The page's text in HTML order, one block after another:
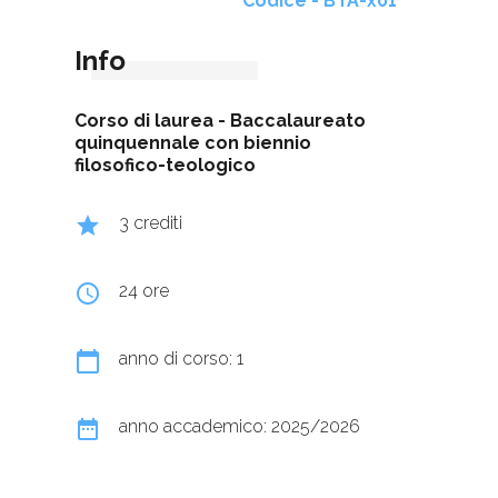
Info
Corso di laurea - Baccalaureato
quinquennale con biennio
filosofico-teologico
grade 3 crediti
query_builder 24 ore
calendar_today anno di corso: 1
date_range anno accademico: 2025/2026